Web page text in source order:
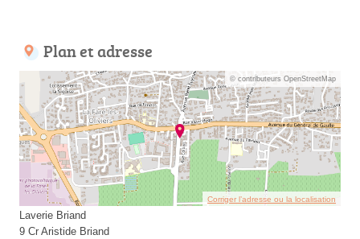
Plan et adresse
© contributeurs OpenStreetMap
Corriger l’adresse ou la localisation
Laverie Briand
9 Cr Aristide Briand